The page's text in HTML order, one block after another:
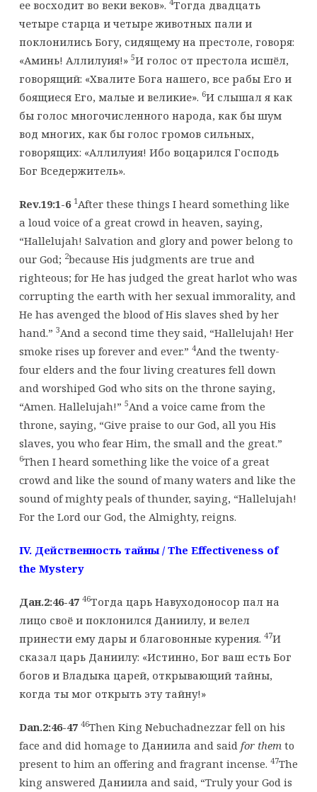
ее восходит во веки веков». Тогда двадцать
четыре старца и четыре животных пали и
поклонились Богу, сидящему на престоле, говоря:
«Аминь! Аллилуия!» 5И голос от престола исшёл,
говорящий: «Хвалите Бога нашего, все рабы Его и
боящиеся Его, малые и великие». 6И слышал я как
бы голос многочисленного народа, как бы шум
вод многих, как бы голос громов сильных,
говорящих: «Аллилуия! Ибо воцарился Господь
Бог Вседержитель».
Rev.19:1-6 1After these things I heard something like
a loud voice of a great crowd in heaven, saying,
“Hallelujah! Salvation and glory and power belong to
our God; 2because His judgments are true and
righteous; for He has judged the great harlot who was
corrupting the earth with her sexual immorality, and
He has avenged the blood of His slaves shed by her
hand.” 3And a second time they said, “Hallelujah! Her
smoke rises up forever and ever.” 4And the twenty-
four elders and the four living creatures fell down
and worshiped God who sits on the throne saying,
“Amen. Hallelujah!” 5And a voice came from the
throne, saying, “Give praise to our God, all you His
slaves, you who fear Him, the small and the great.”
6Then I heard something like the voice of a great
crowd and like the sound of many waters and like the
sound of mighty peals of thunder, saying, “Hallelujah!
For the Lord our God, the Almighty, reigns.
IV. Действенность тайны/ The Effectiveness of
the Mystery
Дан.2:46-47 46Тогда царь Навуходоносор пал на
лицо своё и поклонился Даниилу, и велел
принести ему дары и благовонные курения. 47И
сказал царь Даниилу: «Истинно, Бог ваш есть Бог
богов и Владыка царей, открывающий тайны,
когда ты мог открыть эту тайну!»
Dan.2:46-47 46Then King Nebuchadnezzar fell on his
face and did homage to Даниила and said for them to
present to him an offering and fragrant incense. 47The
king answered Даниила and said, “Truly your God is